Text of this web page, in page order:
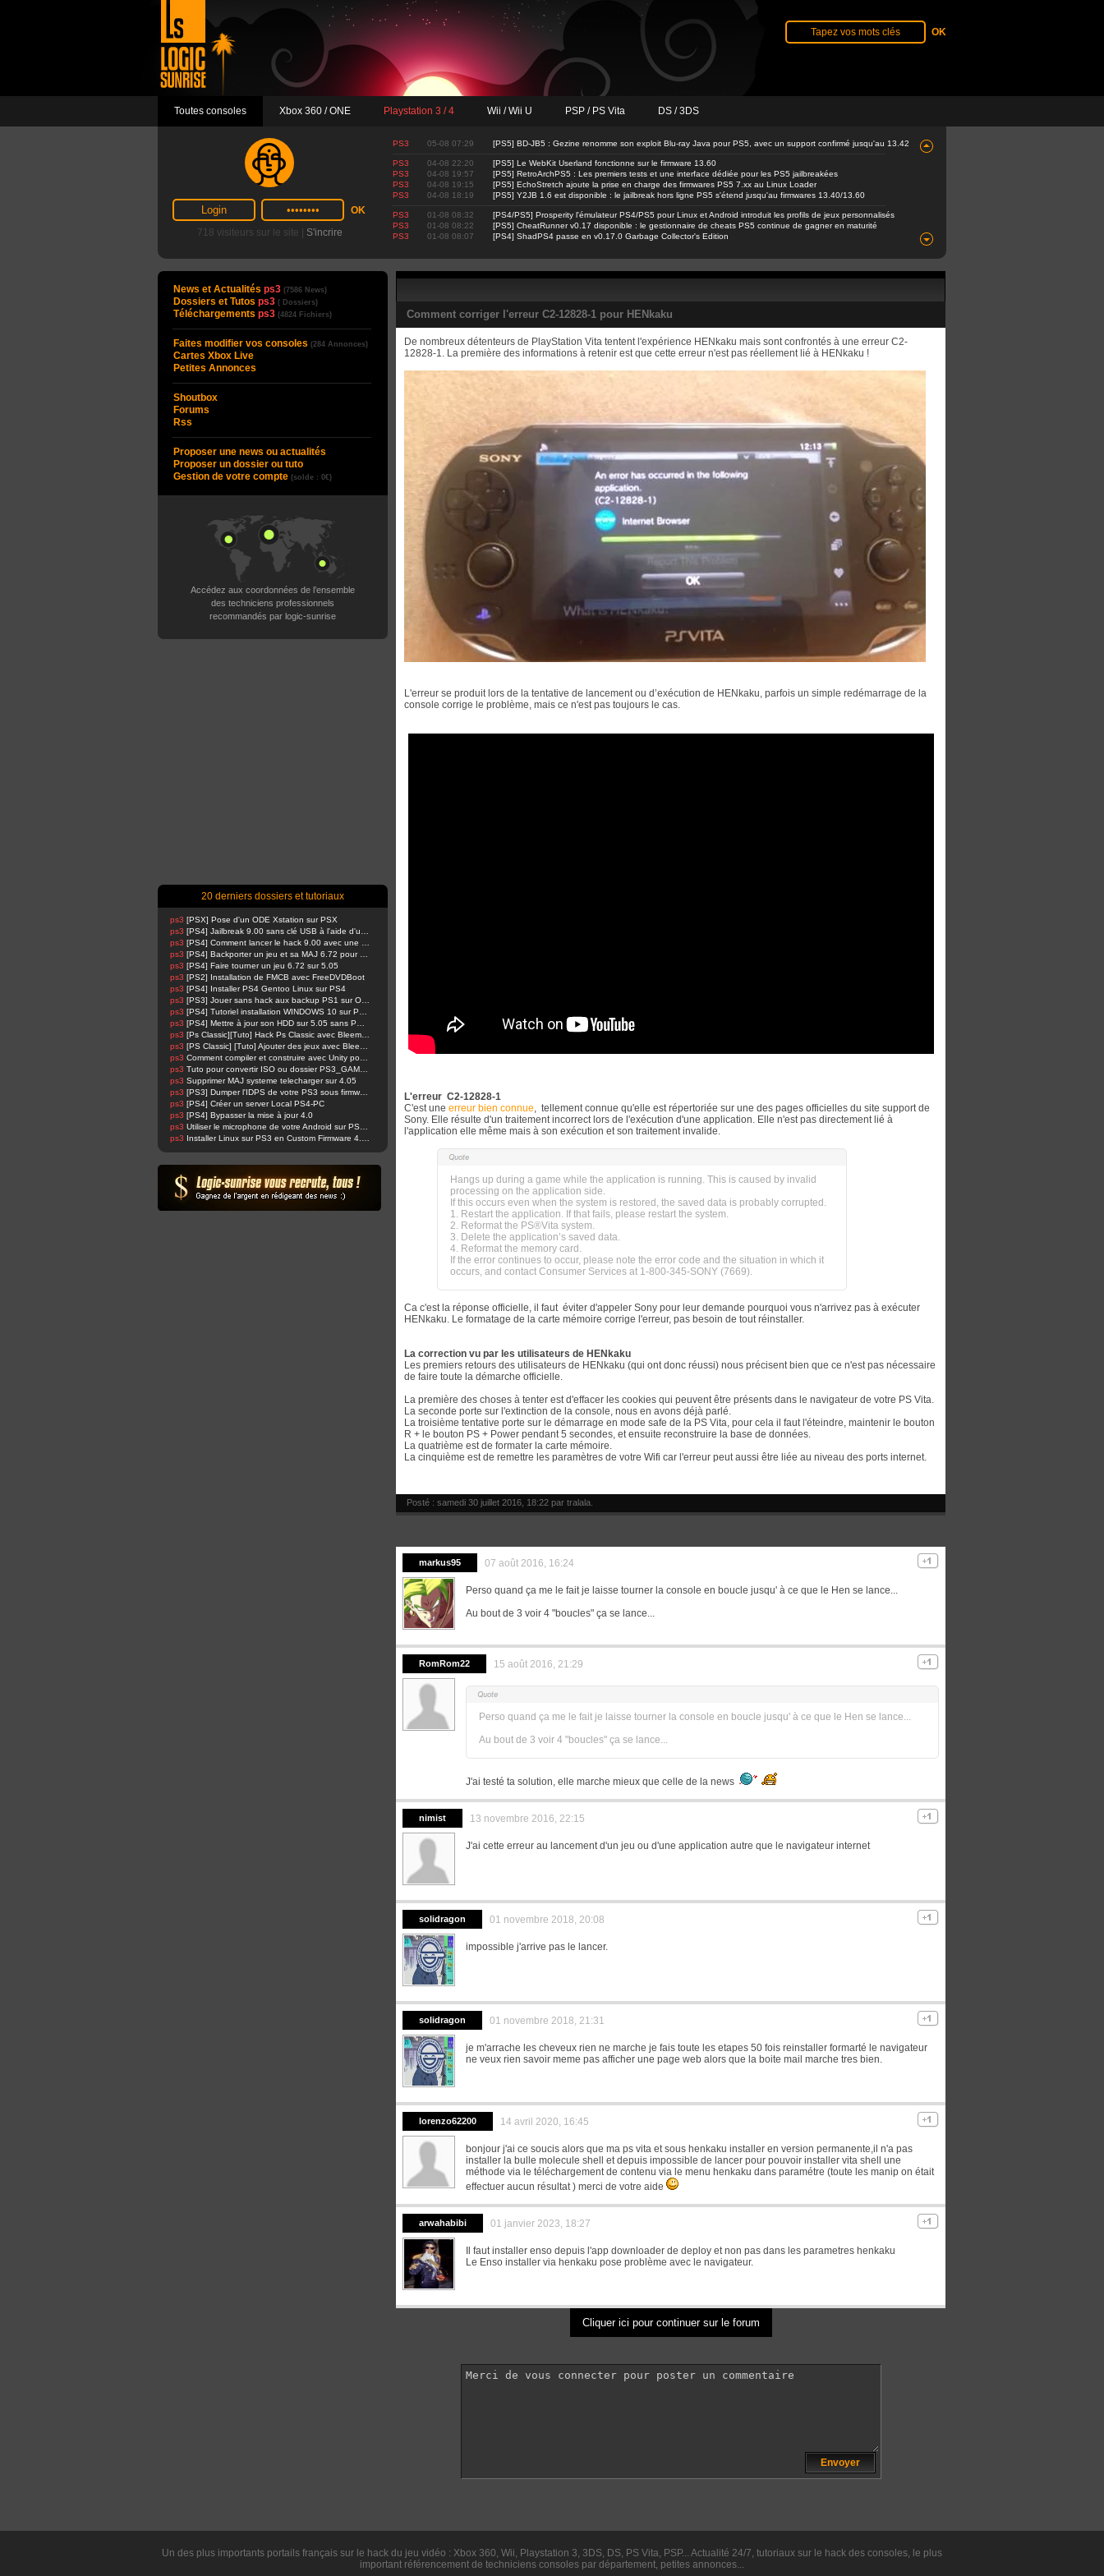
Toutes consoles Xbox 360 / ONE Playstation 3 / 4 Wii / Wii U PSP / PS Vita DS / 3DS
718 visiteurs sur le site | S'incrire
PS3 05-08 07:29 [PS5] BD-JB5 : Gezine renomme son exploit Blu-ray Java pour PS5, avec un support confirmé jusqu'au 13.42
PS3 04-08 22:20
[PS5] Le WebKit Userland fonctionne sur le firmware 13.60
PS3
04-08 19:57
[PS5] RetroArchPS5 : Les premiers tests et une interface dédiée pour les PS5 jailbreakées
PS3
04-08 19:15
[PS5] EchoStretch ajoute la prise en charge des firmwares PS5 7.xx au Linux Loader
PS3
04-08 18:19 [PS5] Y2JB 1.6 est disponible : le jailbreak hors ligne PS5 s'étend jusqu'au firmwares 13.40/13.60
PS3 01-08 08:32
[PS4/PS5] Prosperity l'émulateur PS4/PS5 pour Linux et Android introduit les profils de jeux personnalisés
PS3
01-08 08:22
[PS5] CheatRunner v0.17 disponible : le gestionnaire de cheats PS5 continue de gagner en maturité
PS3
01-08 08:07 [PS4] ShadPS4 passe en v0.17.0 Garbage Collector's Edition
News et Actualités ps3 (7586 News)
Dossiers et Tutos ps3 ( Dossiers)
Téléchargements ps3 (4824 Fichiers)
Faites modifier vos consoles (284 Annonces)
Cartes Xbox Live
Petites Annonces
Shoutbox
Forums
Rss
Proposer une news ou actualités
Proposer un dossier ou tuto
Gestion de votre compte (solde : 0€)
Accédez aux coordonnées de l’ensemble
des techniciens professionnels
recommandés par logic-sunrise
20 derniers dossiers et tutoriaux
ps3 [PSX] Pose d'un ODE Xstation sur PSX
ps3
ps3
ps3
ps3 [PS4] Faire tourner un jeu 6.72 sur 5.05
ps3 [PS2] Installation de FMCB avec FreeDVDBoot
ps3 [PS4] Installer PS4 Gentoo Linux sur PS4
ps3
ps3
ps3
ps3
ps3
ps3
ps3
ps3 Supprimer MAJ systeme telecharger sur 4.05
ps3
ps3 [PS4] Créer un server Local PS4-PC
ps3 [PS4] Bypasser la mise à jour 4.0
ps3
ps3
Comment corriger l'erreur C2-12828-1 pour HENkaku
De nombreux détenteurs de PlayStation Vita tentent l'expérience HENkaku mais sont confrontés à une erreur C2-
12828-1. La première des informations à retenir est que cette erreur n'est pas réellement lié à HENkaku !
L'erreur se produit lors de la tentative de lancement ou d’exécution de HENkaku, parfois un simple redémarrage de la
console corrige le problème, mais ce n'est pas toujours le cas.
L'erreur C2-12828-1
C'est une erreur bien connue, tellement connue qu'elle est répertoriée sur une des pages officielles du site support de
Sony. Elle résulte d'un traitement incorrect lors de l'exécution d'une application. Elle n'est pas directement lié à
l'application elle même mais à son exécution et son traitement invalide.
Hangs up during a game while the application is running. This is caused by invalid
processing on the application side.
If this occurs even when the system is restored, the saved data is probably corrupted.
1. Restart the application. If that fails, please restart the system.
2. Reformat the PS®Vita system.
3. Delete the application’s saved data.
4. Reformat the memory card.
If the error continues to occur, please note the error code and the situation in which it
occurs, and contact Consumer Services at 1-800-345-SONY (7669).
Ca c'est la réponse officielle, il faut éviter d'appeler Sony pour leur demande pourquoi vous n'arrivez pas à exécuter
HENkaku. Le formatage de la carte mémoire corrige l'erreur, pas besoin de tout réinstaller.
La correction vu par les utilisateurs de HENkaku
Les premiers retours des utilisateurs de HENkaku (qui ont donc réussi) nous précisent bien que ce n'est pas nécessaire
de faire toute la démarche officielle.
La première des choses à tenter est d'effacer les cookies qui peuvent être présents dans le navigateur de votre PS Vita.
La seconde porte sur l'extinction de la console, nous en avons déjà parlé.
La troisième tentative porte sur le démarrage en mode safe de la PS Vita, pour cela il faut l'éteindre, maintenir le bouton
R + le bouton PS + Power pendant 5 secondes, et ensuite reconstruire la base de données.
La quatrième est de formater la carte mémoire.
La cinquième est de remettre les paramètres de votre Wifi car l'erreur peut aussi être liée au niveau des ports internet.
Posté : samedi 30 juillet 2016, 18:22 par tralala
markus95 07 août 2016, 16:24
Perso quand ça me le fait je laisse tourner la console en boucle jusqu' à ce que le Hen se lance...
Au bout de 3 voir 4 "boucles" ça se lance...
RomRom22 15 août 2016, 21:29
Perso quand ça me le fait je laisse tourner la console en boucle jusqu' à ce que le Hen se lance...
Au bout de 3 voir 4 "boucles" ça se lance...
J'ai testé ta solution, elle marche mieux que celle de la news
nimist 13 novembre 2016, 22:15
J'ai cette erreur au lancement d'un jeu ou d'une application autre que le navigateur internet
solidragon 01 novembre 2018, 20:08
impossible j'arrive pas le lancer.
solidragon 01 novembre 2018, 21:31
je m'arrache les cheveux rien ne marche je fais toute les etapes 50 fois reinstaller formarté le navigateur
ne veux rien savoir meme pas afficher une page web alors que la boite mail marche tres bien.
lorenzo62200 14 avril 2020, 16:45
bonjour j'ai ce soucis alors que ma ps vita et sous henkaku installer en version permanente,il n'a pas
installer la bulle molecule shell et depuis impossible de lancer pour pouvoir installer vita shell une
méthode via le téléchargement de contenu via le menu henkaku dans paramétre (toute les manip on était
effectuer aucun résultat ) merci de votre aide
arwahabibi 01 janvier 2023, 18:27
Il faut installer enso depuis l'app downloader de deploy et non pas dans les parametres henkaku
Le Enso installer via henkaku pose problème avec le navigateur.
Cliquer ici pour continuer sur le forum
Envoyer
Un des plus importants portails français sur le hack du jeu vidéo : Xbox 360, Wii, Playstation 3, 3DS, DS, PS Vita, PSP... Actualité 24/7, tutoriaux sur le hack des consoles, le plus
important référencement de techniciens consoles par département, petites annonces...